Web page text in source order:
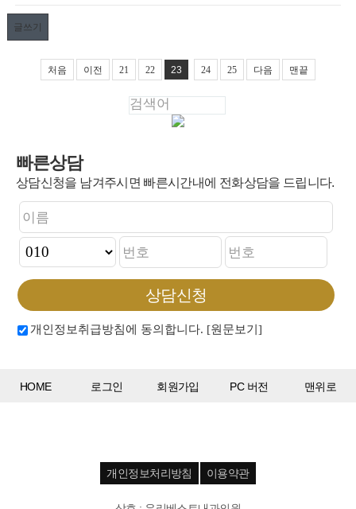
글쓰기
처음 이전 21 22 23 24 25 다음 맨끝
빠른상담
상담신청을 남겨주시면 빠른시간내에 전화상담을 드립니다.
개인정보취급방침에 동의합니다. [원문보기]
HOME 로그인 회원가입 PC 버전 맨위로
개인정보처리방침 이용약관